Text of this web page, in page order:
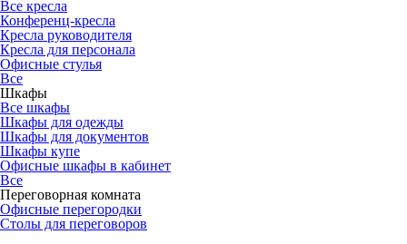
Все кресла
Конференц-кресла
Кресла руководителя
Кресла для персонала
Офисные стулья
Все
Шкафы
Все шкафы
Шкафы для одежды
Шкафы для документов
Шкафы купе
Офисные шкафы в кабинет
Все
Переговорная комната
Офисные перегородки
Столы для переговоров